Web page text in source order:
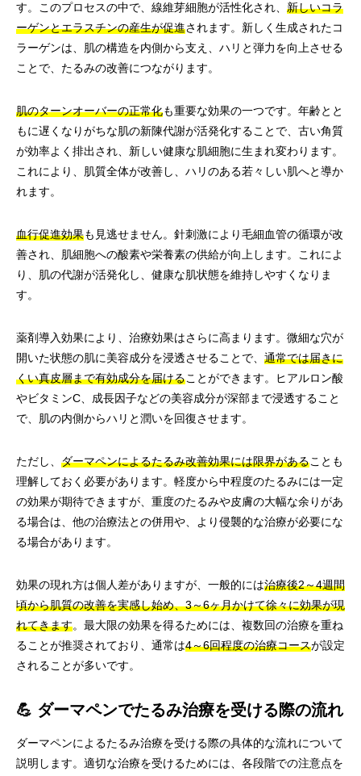
す。このプロセスの中で、線維芽細胞が活性化され、 新しいコラ
ーゲンとエラスチンの産生が促進されます。新しく生成されたコ
ラーゲンは、肌の構造を内側から支え、ハリと弾力を向上させる
ことで、たるみの改善につながります。
肌のターンオーバーの正常化も重要な効果の一つです。年齢とと
もに遅くなりがちな肌の新陳代謝が活発化することで、古い角質
が効率よく排出され、新しい健康な肌細胞に生まれ変わります。
これにより、肌質全体が改善し、ハリのある若々しい肌へと導か
れます。
血行促進効果も見逃せません。針刺激により毛細血管の循環が改
善され、肌細胞への酸素や栄養素の供給が向上します。これによ
り、肌の代謝が活発化し、健康な肌状態を維持しやすくなりま
す。
薬剤導入効果により、治療効果はさらに高まります。微細な穴が
開いた状態の肌に美容成分を浸透させることで、 通常では届きに
くい真皮層まで有効成分を届けることができます。ヒアルロン酸
やビタミンC、成長因子などの美容成分が深部まで浸透すること
で、肌の内側からハリと潤いを回復させます。
ただし、 ダーマペンによるたるみ改善効果には限界があることも
理解しておく必要があります。軽度から中程度のたるみには一定
の効果が期待できますが、重度のたるみや皮膚の大幅な余りがあ
る場合は、他の治療法との併用や、より侵襲的な治療が必要にな
る場合があります。
効果の現れ方は個人差がありますが、一般的には治療後2～4週間
頃から肌質の改善を実感し始め、3～6ヶ月かけて徐々に効果が現
れてきます。最大限の効果を得るためには、複数回の治療を重ね
ることが推奨されており、通常は4～6回程度の治療コースが設定
されることが多いです。
💪 ダーマペンでたるみ治療を受ける際の流れ
ダーマペンによるたるみ治療を受ける際の具体的な流れについて
説明します。適切な治療を受けるためには、各段階での注意点を